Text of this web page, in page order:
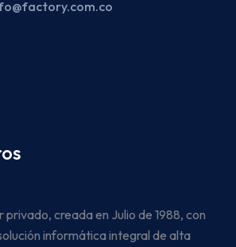
creada en Julio de 1988, con
informática integral de alta